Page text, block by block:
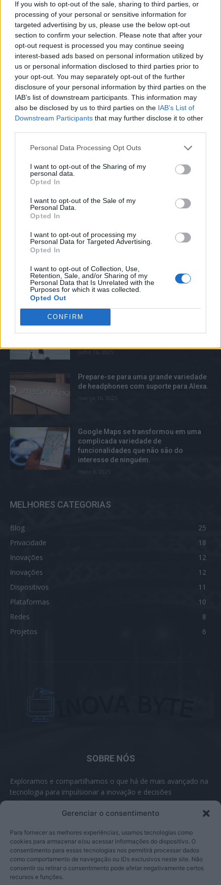
If you wish to opt-out of the sale, sharing to third parties, or
processing of your personal or sensitive information for
targeted advertising by us, please use the below opt-out
section to confirm your selection. Please note that after your
opt-out request is processed you may continue seeing
interest-based ads based on personal information utilized by
us or personal information disclosed to third parties prior to
your opt-out. You may separately opt-out of the further
disclosure of your personal information by third parties on the
IAB’s list of downstream participants. This information may
also be disclosed by us to third parties on the IAB’s List of
Downstream Participants that may further disclose it to other
Personal Data Processing Opt Outs
I want to opt-out of the Sharing of my
personal data.
Opted In
I want to opt-out of the Sale of my
Personal Data.
Opted In
I want to opt-out of processing my
Personal Data for Targeted Advertising.
Opted In
I want to opt-out of Collection, Use,
Retention, Sale, and/or Sharing of my
Personal Data that Is Unrelated with the
Purposes for which it was collected.
Opted Out
CONFIRM
Gerenciar o consentimento
Para fornecer as melhores experiências, usamos tecnologias como
cookies para armazenar e/ou acessar informações do dispositivo. O
consentimento para essas tecnologias nos permitirá processar dados
como comportamento de navegação ou IDs exclusivos neste site. Não
consentir ou retirar o consentimento pode afetar negativamente certos
recursos e funções.
Facebook reconhece que não tomou
medidas adequadas para prevenir a
disseminação de conteúdo violento em
setembro 15, 2025
MELHORES DO DIA
Criminosos estão se valendo do método
de “entrega informada” para realizar
fraudulentos.
maio 23, 2025
O Facebook proíbe o grupo de extrema-
direita Proud Boys e seu fundador Gavin
julho 28, 2025
TOP TRENDS
Lime retira e-scooters com problemas
julho 16, 2025
Prepare-se para uma grande variedade
de headphones com suporte para Alexa.
março 16, 2025
Google Maps se transformou em uma
complicada variedade de
funcionalidades que não são do
interesse de ninguém.
maio 6, 2025
MELHORES CATEGORIAS
Blog
25
Privacidade
18
Inovações
12
Inovações
12
Dispositivos
11
Plataformas
10
Redes
8
Projetos
6
SOBRE NÓS
Exploramos e compartilhamos o que há de mais avançado na
tecnologia para impulsionar a inovação e decisões
inteligentes.
SIGA-NOS